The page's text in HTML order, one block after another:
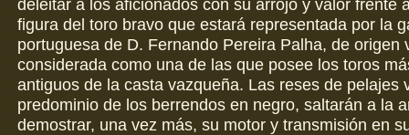
deleitar a los aficionados con su arrojo y valor frente
figura del toro bravo que estará representada por la
portuguesa de D. Fernando Pereira Palha, de origen
considerada como una de las que posee los toros
antiguos de la casta vazqueña. Las reses de pelajes
predominio de los berrendos en negro, saltarán a la
demostrar, una vez más, su motor y transmisión en